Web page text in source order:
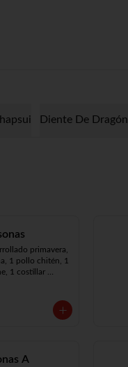
Diente De Dragón
primavera,
1 pollo chitén, 1
1 costillar
surtidos, 10
A